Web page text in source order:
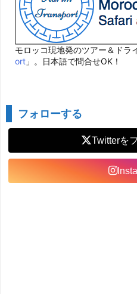
モロッコ現地発のツアー＆ドラ
ort 」。日本語で問合せOK！
フォローする
Twitter